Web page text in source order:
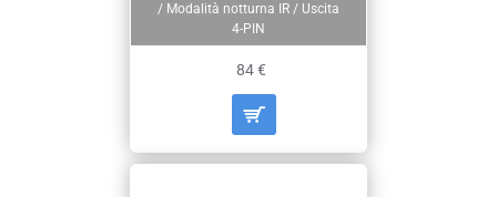
/ Modalità notturna IR / Uscita
4-PIN
84 €